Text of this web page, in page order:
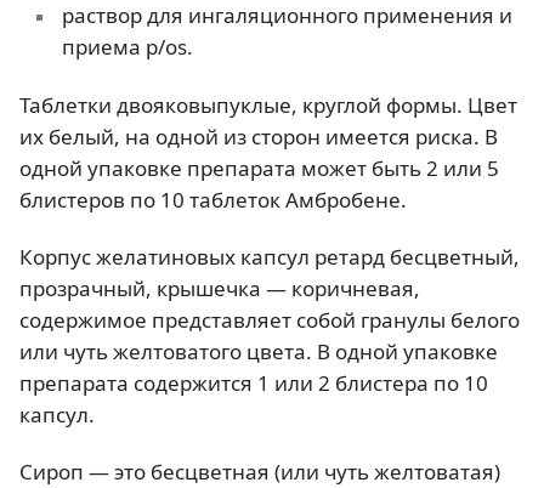
раствор для ингаляционного применения и
приема p/os.
Таблетки двояковыпуклые, круглой формы. Цвет
их белый, на одной из сторон имеется риска. В
одной упаковке препарата может быть 2 или 5
блистеров по 10 таблеток Амбробене.
Корпус желатиновых капсул ретард бесцветный,
прозрачный, крышечка — коричневая,
содержимое представляет собой гранулы белого
или чуть желтоватого цвета. В одной упаковке
препарата содержится 1 или 2 блистера по 10
капсул.
Сироп — это бесцветная (или чуть желтоватая)